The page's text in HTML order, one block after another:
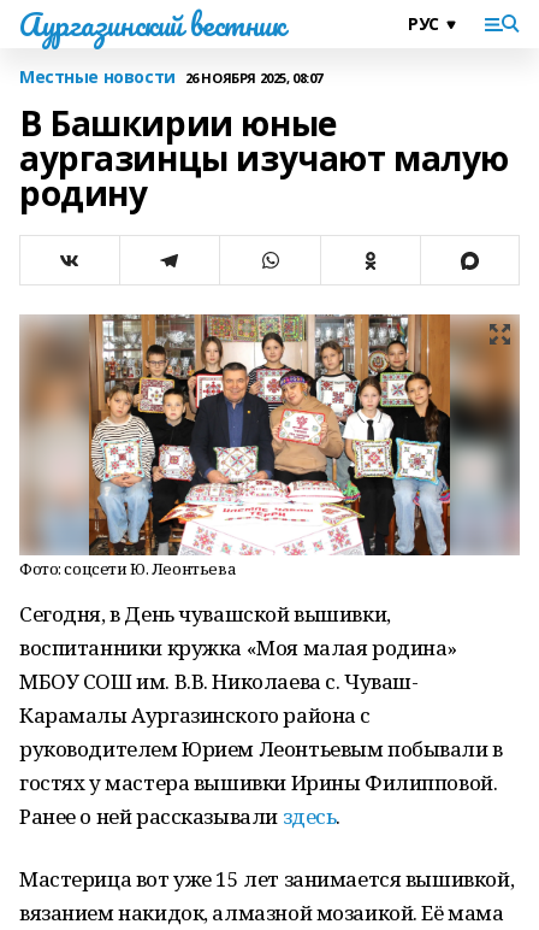
Аургазинский вестник
Местные новости 26 НОЯБРЯ 2025, 08:07
В Башкирии юные
аургазинцы изучают малую
родину
Фото: соцсети Ю. Леонтьева
Сегодня, в День чувашской вышивки,
воспитанники кружка «Моя малая родина»
МБОУ СОШ им. В.В. Николаева с. Чуваш-
Карамалы Аургазинского района с
руководителем Юрием Леонтьевым побывали в
гостях у мастера вышивки Ирины Филипповой.
Ранее о ней рассказывали здесь.
Мастерица вот уже 15 лет занимается вышивкой,
вязанием накидок, алмазной мозаикой. Её мама